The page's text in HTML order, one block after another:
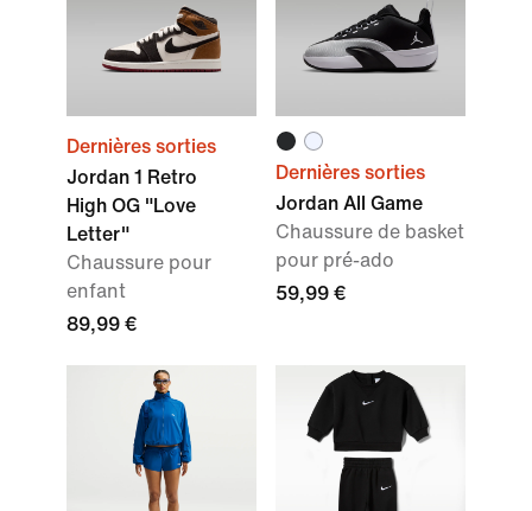
Dernières sorties
Jordan 1 Retro
High OG "Love
Letter"
Chaussure pour
enfant
89,99 €
Dernières sorties
Jordan All Game
Chaussure de basket
pour pré-ado
59,99 €